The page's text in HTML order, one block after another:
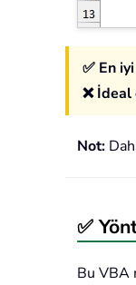
✅ En
❌
Not:
✅
Bu VBA